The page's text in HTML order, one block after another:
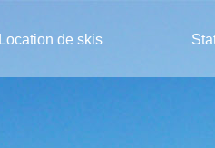
Location de skis